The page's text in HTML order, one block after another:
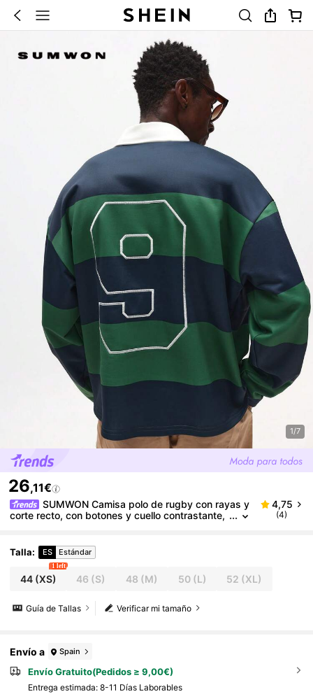
1/7
26,11€
SUMWON Camisa polo de rugby con rayas y
corte recto, con botones y cuello contrastante,
4,75
(4)
Talla: ES Estándar
44(XS)
1 left
46 (S) 48 (M) 50(L) 52 (XL)
Verificar mi tamaño
Guía de Tallas
Envío a Spain
Envío Gratuito(Pedidos ≥ 9,00€)
Entrega estimada: 8-11 Días Laborables